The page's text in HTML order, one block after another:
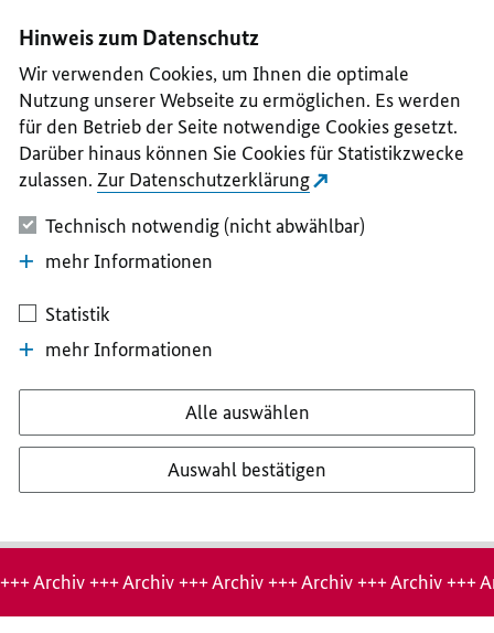
II
III
IV
V
Hinweis zum Datenschutz
Wir verwenden Cookies, um Ihnen die optimale
Nutzung unserer Webseite zu ermöglichen. Es werden
für den Betrieb der Seite notwendige Cookies gesetzt.
Darüber hinaus können Sie Cookies für Statistikzwecke
zulassen. Zur Datenschutzerklärung
Technisch notwendig (nicht abwählbar)
mehr Informationen
Statistik
mehr Informationen
Alle auswählen
Auswahl bestätigen
Hinweis:
Archiv-
Seite
+++ Archiv +++ Archiv +++ Archiv +++ Archiv +++ Archiv +++